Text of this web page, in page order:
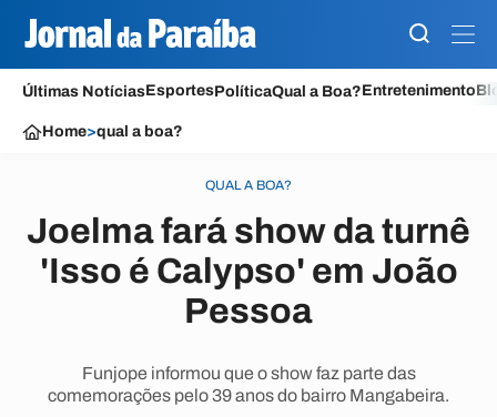
Últimas NotíciasEsportesPolíticaQual a Boa?Entretenimento
Home>qual a boa?
QUAL A BOA?
Joelma fará show da turnê
'Isso é Calypso' em João
Pessoa
Funjope informou que o show faz parte das
comemorações pelo 39 anos do bairro Mangabeira.